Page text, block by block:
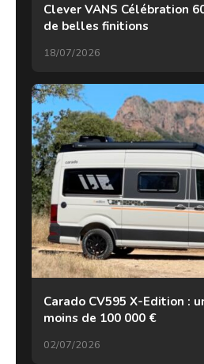
Clever VANS Célébration
de belles finitions
18/07/2026
Carado CV595 X-Edition :
moins de 100 000 €
02/07/2026